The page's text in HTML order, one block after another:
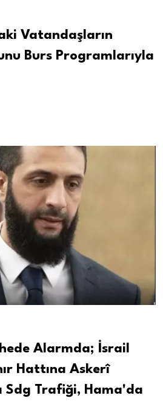
Vatandaşların
Burs Programlarıyla
Alarmda; İsrail
Hattına Askerî
Sdg Trafiği, Hama'da